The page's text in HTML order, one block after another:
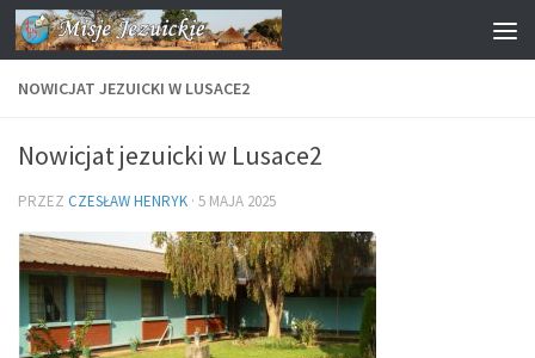
Przejdź do treści
NOWICJAT JEZUICKI W LUSACE2
Nowicjat jezuicki w Lusace2
PRZEZ CZESŁAW HENRYK · 5 MAJA 2025